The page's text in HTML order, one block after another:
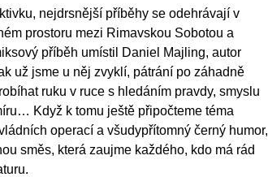
nejdrsnější příběhy se odehrávají v
prostoru mezi Rimavskou Sobotou a
příběh umístil Daniel Majling, autor
už jsme u něj zvyklí, pátrání po záhadně
ruku v ruce s hledáním pravdy, smyslu
Když k tomu ještě připočteme téma
operací a všudypřítomný černý humor,
směs, která zaujme každého, kdo má rád